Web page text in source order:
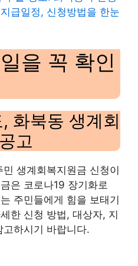
급일정, 신청방법을 한눈
을 꼭 확인
화북동 생계회
고
생계회복지원금 신청이
은 코로나19 장기화로
주민들에게 힘을 보태기
한 신청 방법, 대상자, 지
하시기 바랍니다.